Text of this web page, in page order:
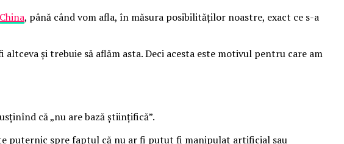
China, până când vom afla, în măsura posibilităților noastre, exact ce s-a
și trebuie să aflăm asta. Deci acesta este motivul pentru care am
că „nu are bază științifică”.
puternic spre faptul că nu ar fi putut fi manipulat artificial sau